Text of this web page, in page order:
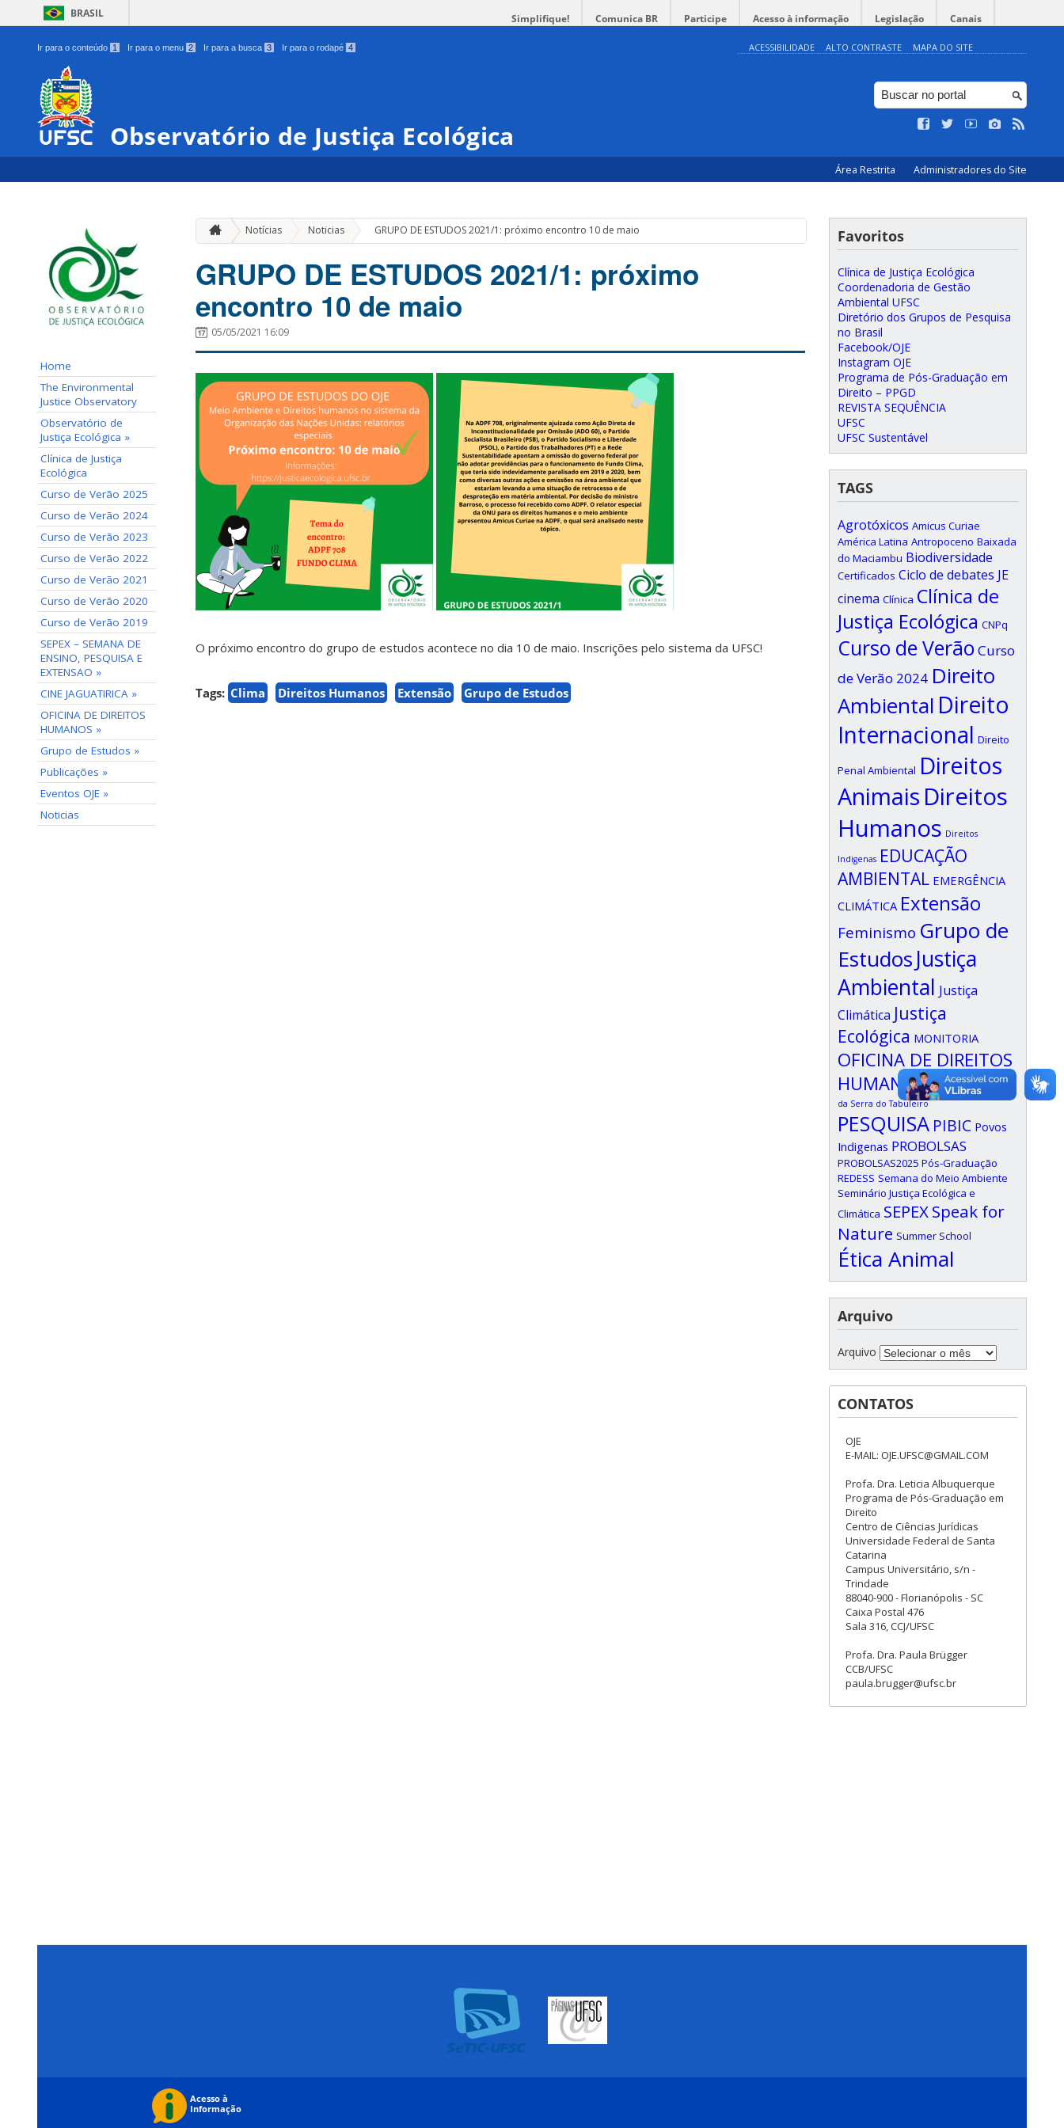
BRASIL Simplifique! Comunica BR Participe Acesso à informação Legislação Canais
Ir para o conteúdo 1 Ir para o menu 2 Ir para a busca 3 Ir para o rodapé 4 ACESSIBILIDADE ALTO CONTRASTE MAPA DO SITE
Observatório de Justiça Ecológica
Área Restrita Administradores do Site
Home
The Environmental
Justice Observatory
Observatório de
Justiça Ecológica »
Clínica de Justiça
Ecológica
Curso de Verão 2025
Curso de Verão 2024
Curso de Verão 2023
Curso de Verão 2022
Curso de Verão 2021
Curso de Verão 2020
Curso de Verão 2019
SEPEX – SEMANA DE
ENSINO, PESQUISA E
EXTENSAO »
CINE JAGUATIRICA »
OFICINA DE DIREITOS
HUMANOS »
Grupo de Estudos »
Publicações »
Eventos OJE »
Noticias
Notícias Noticias » GRUPO DE ESTUDOS 2021/1: próximo encontro 10 de maio
GRUPO DE ESTUDOS 2021/1: próximo
encontro 10 de maio
05/05/2021 16:09
O próximo encontro do grupo de estudos acontece no dia 10 de maio. Inscrições pelo sistema da UFSC!
Tags: Clima Direitos Humanos Extensão Grupo de Estudos
Favoritos
Clínica de Justiça Ecológica
Coordenadoria de Gestão
Ambiental UFSC
Diretório dos Grupos de Pesquisa
no Brasil
Facebook/OJE
Instagram OJE
Programa de Pós-Graduação em
Direito – PPGD
REVISTA SEQUÊNCIA
UFSC
UFSC Sustentável
TAGS
Agrotóxicos Amicus Curiae
América Latina Antropoceno Baixada
do Maciambu Biodiversidade
Certificados Ciclo de debates JE
cinema Clínica Clínica de
Justiça Ecológica CNPq
Curso de Verão Curso
de Verão 2024 Direito
Ambiental Direito
Internacional Direito
Penal Ambiental Direitos
Animais Direitos
Humanos Direitos
Indigenas EDUCAÇÃO
AMBIENTAL EMERGÊNCIA
CLIMÁTICA Extensão
Feminismo Grupo de
EstudosJustiça
Ambiental Justiça
Climática Justiça
Ecológica MONITORIA
OFICINA DE DIREITOS
HUMANOSOxford Parque
da Serra do Tabuleiro
PESQUISA PIBIC Povos
Indigenas PROBOLSAS
PROBOLSAS2025 Pós-Graduação
REDESS Semana do Meio Ambiente
Seminário Justiça Ecológica e
Climática SEPEXSpeak for
Nature Summer School
Ética Animal
Arquivo
Arquivo
CONTATOS
OJE
E-MAIL: OJE.UFSC@GMAIL.COM
Profa. Dra. Leticia Albuquerque
Programa de Pós-Graduação em
Direito
Centro de Ciências Jurídicas
Universidade Federal de Santa
Catarina
Campus Universitário, s/n -
Trindade
88040-900 - Florianópolis - SC
Caixa Postal 476
Sala 316, CCJ/UFSC
Profa. Dra. Paula Brügger
CCB/UFSC
paula.brugger@ufsc.br